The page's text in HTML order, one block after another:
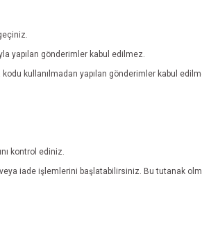
yapılan gönderimler kabul edilmez.
kullanılmadan yapılan gönderimler kabul
kontrol ediniz.
iade işlemlerini başlatabilirsiniz. Bu tutanak